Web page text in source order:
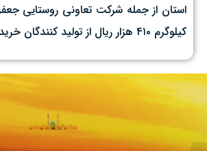
استان از جمله شرکت تعاونی روستایی
کیلوگرم ۴۱۰ هزار ریال از تولید کنندگان خریداری می‌شود.